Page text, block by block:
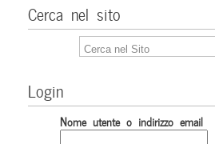
Cerca nel sito
Login
Nome utente o indirizzo email